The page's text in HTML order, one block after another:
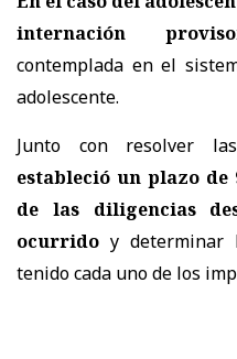
internación
contemplada en el
adolescente.
Junto con resolver
estableció un plazo
de las diligencias
ocurrido y determinar
tenido cada uno de los